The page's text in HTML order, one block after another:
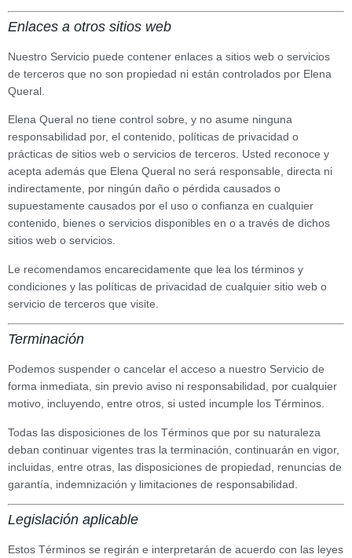
Enlaces a otros sitios web
Nuestro Servicio puede contener enlaces a sitios web o servicios
de terceros que no son propiedad ni están controlados por Elena
Queral.
Elena Queral no tiene control sobre, y no asume ninguna
responsabilidad por, el contenido, políticas de privacidad o
prácticas de sitios web o servicios de terceros. Usted reconoce y
acepta además que Elena Queral no será responsable, directa ni
indirectamente, por ningún daño o pérdida causados o
supuestamente causados por el uso o confianza en cualquier
contenido, bienes o servicios disponibles en o a través de dichos
sitios web o servicios.
Le recomendamos encarecidamente que lea los términos y
condiciones y las políticas de privacidad de cualquier sitio web o
servicio de terceros que visite.
Terminación
Podemos suspender o cancelar el acceso a nuestro Servicio de
forma inmediata, sin previo aviso ni responsabilidad, por cualquier
motivo, incluyendo, entre otros, si usted incumple los Términos.
Todas las disposiciones de los Términos que por su naturaleza
deban continuar vigentes tras la terminación, continuarán en vigor,
incluidas, entre otras, las disposiciones de propiedad, renuncias de
garantía, indemnización y limitaciones de responsabilidad.
Legislación aplicable
Estos Términos se regirán e interpretarán de acuerdo con las leyes